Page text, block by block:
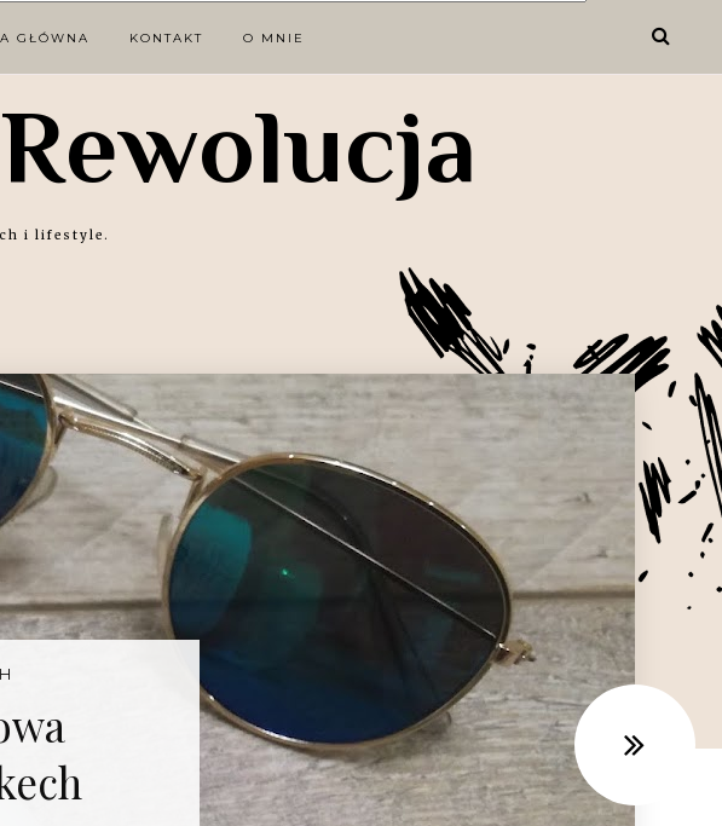
GŁÓWNA KONTAKT O MNIE
i lifestyle.